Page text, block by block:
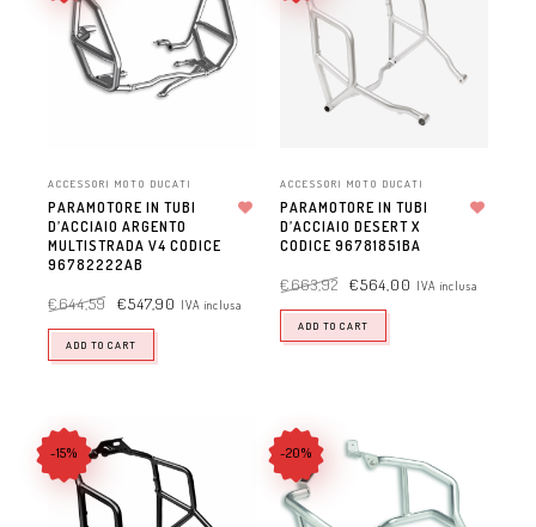
ACCESSORI MOTO DUCATI
PARAMOTORE IN TUBI
D’ACCIAIO ARGENTO
MULTISTRADA V4 CODICE
96782222AB
€644,59 €547,90 IVA inclusa
ADD TO CART
ACCESSORI MOTO DUCATI
PARAMOTORE IN TUBI
D’ACCIAIO DESERT X
CODICE 96781851BA
€663,92 €564,00 IVA inclusa
ADD TO CART
-15% -20%